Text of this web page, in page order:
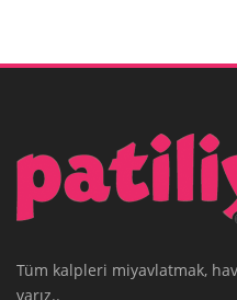
Tüm kalpleri miyavlatmak,
varız..